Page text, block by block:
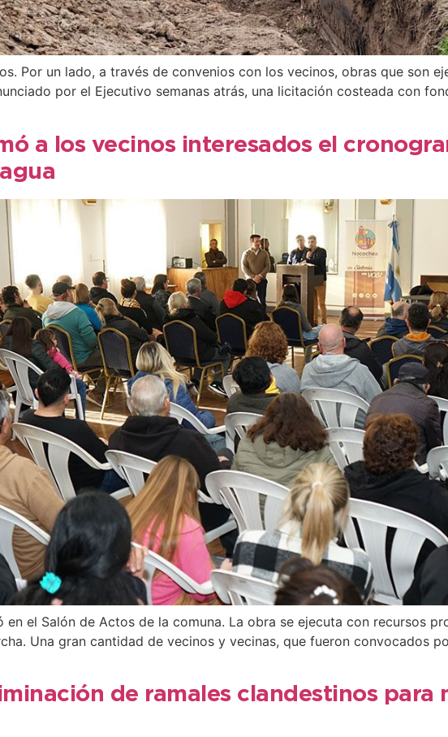
Por un lado, a través de convenios con los vecinos, obras que son
por el Ejecutivo semanas atrás, una licitación costeada con
a los vecinos interesados el
en el Salón de Actos de la comuna. La obra se ejecuta con recursos
Una gran cantidad de vecinos y vecinas, que fueron convocados
de ramales clandestinos para